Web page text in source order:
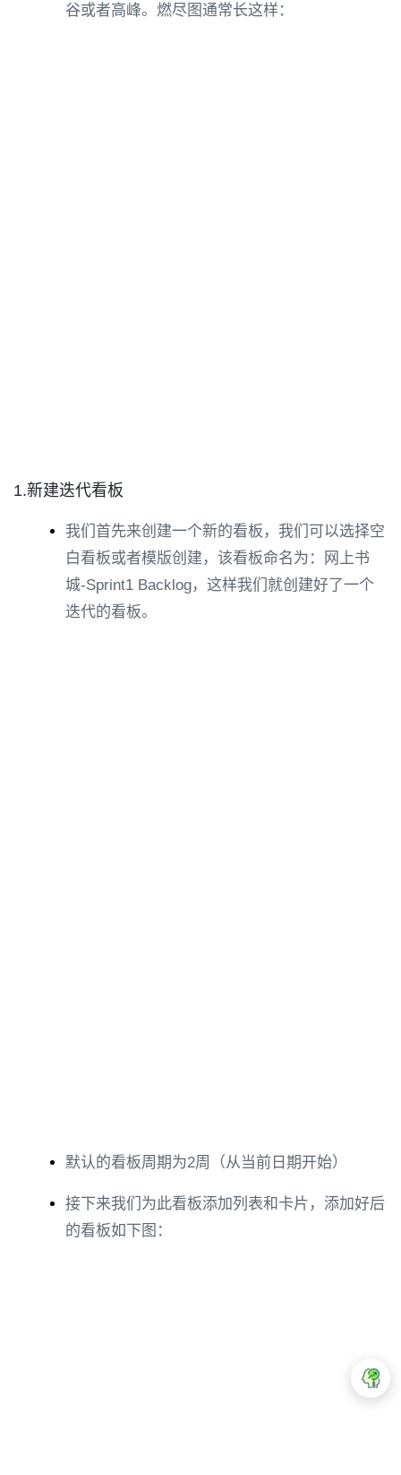
谷或者高峰。燃尽图通常长这样：
1.新建迭代看板
我们首先来创建一个新的看板，我们可以选择空
白看板或者模版创建，该看板命名为：网上书
城-Sprint1 Backlog，这样我们就创建好了一个
迭代的看板。
默认的看板周期为2周（从当前日期开始）
接下来我们为此看板添加列表和卡片，添加好后
的看板如下图：